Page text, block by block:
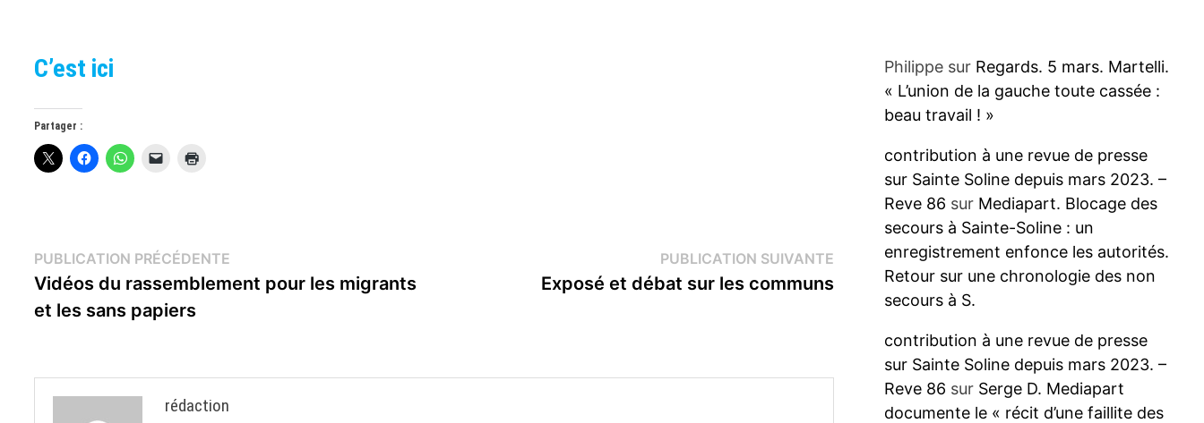
C’est ici
Partager :
Navigation
de
PUBLICATION PRÉCÉDENTE
précédente :
Vidéos du rassemblement pour les migrants
et les sans papiers
PUBLICATION SUIVANTEPublication
suivante :
Exposé et débat sur les communs
rédaction
Philippesur Regards. 5 mars. Martelli.
« L’union de la gauche toute cassée :
beau travail ! »
contribution à une revue de presse
sur Sainte Soline depuis mars 2023. –
Reve 86 sur Mediapart. Blocage des
secours à Sainte-Soline : un
enregistrement enfonce les autorités.
Retour sur une chronologie des non
secours à S.
contribution à une revue de presse
sur Sainte Soline depuis mars 2023. –
Reve 86 sur Serge D. Mediapart
documente le « récit d’une faillite des